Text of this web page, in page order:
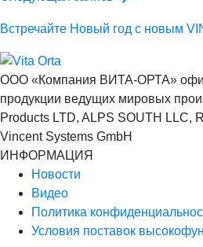
Встречайте Новый год с новым
ООО «Компания ВИТА-ОРТА»
продукции ведущих мировых
Products LTD, ALPS SOUTH LLC,
Vincent Systems GmbH
ИНФОРМАЦИЯ
Новости
Видео
Политика
Условия поставок